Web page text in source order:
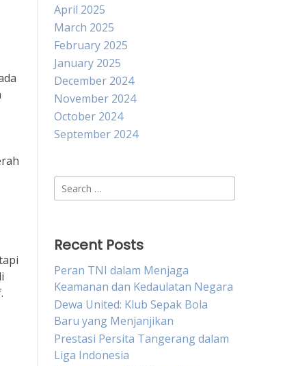
April 2025
March 2025
February 2025
January 2025
December 2024
November 2024
October 2024
September 2024
Search
for:
Recent Posts
Peran TNI dalam Menjaga
Keamanan dan Kedaulatan Negara
Dewa United: Klub Sepak Bola
Baru yang Menjanjikan
Prestasi Persita Tangerang dalam
Liga Indonesia